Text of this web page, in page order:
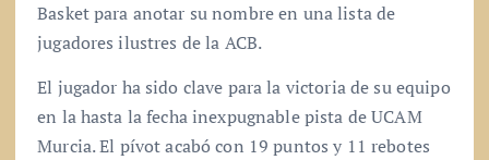
Basket para anotar su nombre en una lista de
jugadores ilustres de la ACB.
El jugador ha sido clave para la victoria de su equipo
en la hasta la fecha inexpugnable pista de UCAM
Murcia. El pívot acabó con 19 puntos y 11 rebotes